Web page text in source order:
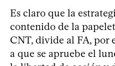
Es claro que la
contenido de la
CNT, divide al FA, por
a que se apruebe el